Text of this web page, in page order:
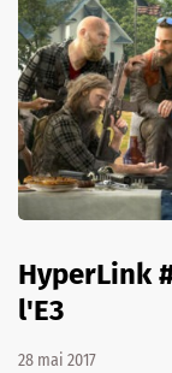
HyperLink
l'E3
28 mai 2017